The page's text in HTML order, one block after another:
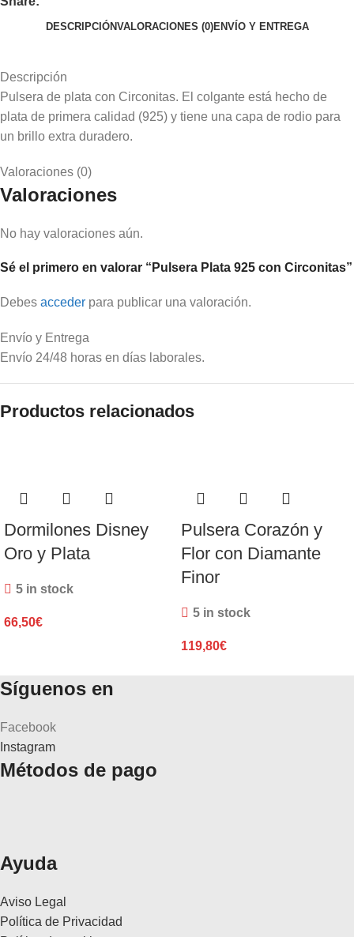
DESCRIPCIÓNVALORACIONES (0)ENVÍO Y ENTREGA
Descripción
Pulsera de plata con Circonitas. El colgante está hecho de
plata de primera calidad (925) y tiene una capa de rodio para
un brillo extra duradero.
Valoraciones (0)
Valoraciones
No hay valoraciones aún.
Sé el primero en valorar “Pulsera Plata 925 con Circonitas”
Debes acceder para publicar una valoración.
Envío y Entrega
Envío 24/48 horas en días laborales.
Productos relacionados
Dormilones Disney
Oro y Plata
5 in stock
66,50€
Pulsera Corazón y
Flor con Diamante
Finor
5 in stock
119,80€
Síguenos en
Facebook
Instagram
Métodos de pago
Ayuda
Aviso Legal
Política de Privacidad